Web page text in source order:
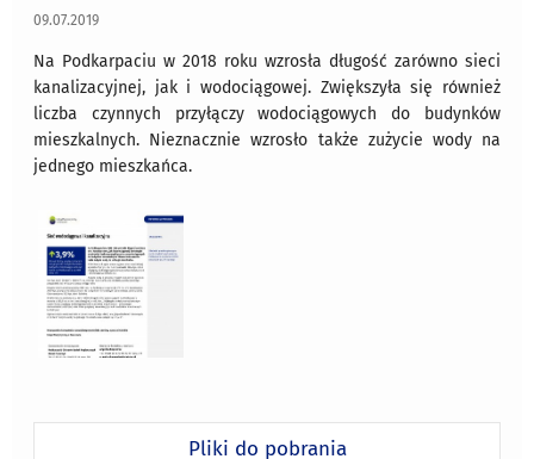
09.07.2019
Na Podkarpaciu w 2018 roku wzrosła długość zarówno sieci
kanalizacyjnej, jak i wodociągowej. Zwiększyła się również
liczba czynnych przyłączy wodociągowych do budynków
mieszkalnych. Nieznacznie wzrosło także zużycie wody na
jednego mieszkańca.
Pliki do pobrania